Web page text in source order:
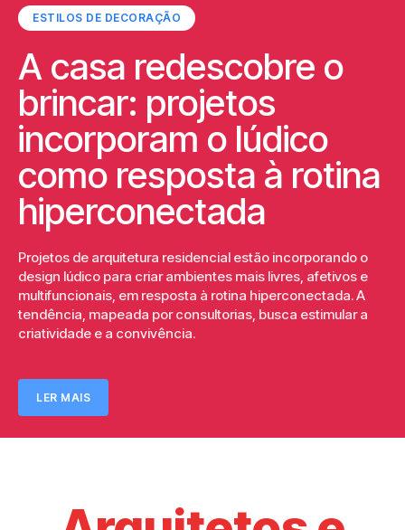
ESTILOS DE DECORAÇÃO
A casa redescobre o
brincar: projetos
incorporam o lúdico
como resposta à rotina
hiperconectada
Projetos de arquitetura residencial estão incorporando o
design lúdico para criar ambientes mais livres, afetivos e
multifuncionais, em resposta à rotina hiperconectada. A
tendência, mapeada por consultorias, busca estimular a
criatividade e a convivência.
LER MAIS